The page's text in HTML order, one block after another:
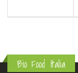
Bio Food Italia